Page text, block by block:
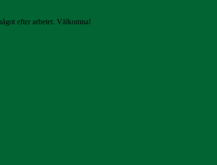
efter arbetet. Välkomna!